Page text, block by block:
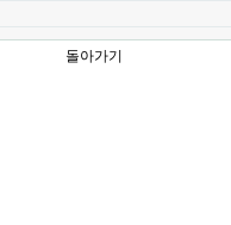
돌아가기